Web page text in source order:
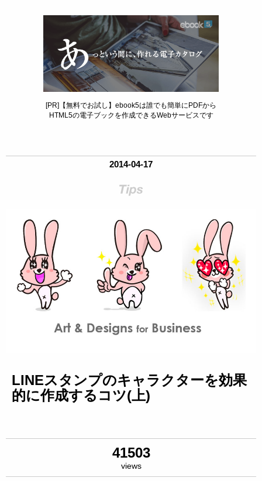
[PR]【無料でお試し】ebook5は誰でも簡単にPDFから
HTML5の電子ブックを作成できるWebサービスです
2014-04-17
LINEスタンプのキャラクターを効果
的に作成するコツ(上)
41503
views